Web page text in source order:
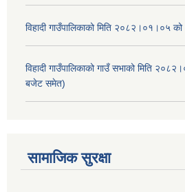
विहादी गाउँपालिकाको मिति २०८२।०१।०५
विहादी गाउँपालिकाको गाउँ सभाको मिति
बजेट समेत)
सामाजिक सुरक्षा